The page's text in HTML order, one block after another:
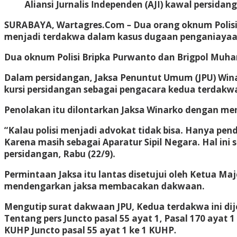
Aliansi Jurnalis Independen (AJI) kawal
SURABAYA, Wartagres.Com – Dua orang oknum
menjadi terdakwa dalam kasus dugaan
Dua oknum Polisi Bripka Purwanto dan Brigpol
Dalam persidangan, Jaksa Penuntut Umum (JPU)
kursi persidangan sebagai pengacara kedua
Penolakan itu dilontarkan Jaksa Winarko dengan
“Kalau polisi menjadi advokat tidak bisa. Hanya
Karena masih sebagai Aparatur Sipil Negara. Hal ini
persidangan, Rabu (22/9).
Permintaan Jaksa itu lantas disetujui oleh Ketua
mendengarkan jaksa membacakan dakwaan.
Mengutip surat dakwaan JPU, Kedua terdakwa ini
Tentang pers Juncto pasal 55 ayat 1, Pasal 170 ayat
KUHP Juncto pasal 55 ayat 1 ke 1 KUHP.